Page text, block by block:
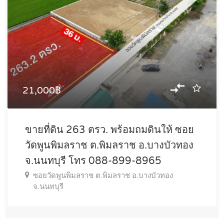
21,000฿
ขายที่ดิน 263 ตรว. พร้อมถมดินให้ ซอย
วัดพูนพิมลราช ต.พิมลราช อ.บางบัวทอง
จ.นนทบุรี โทร 088-899-8965
ซอยวัดพูนพิมลราช ต.พิมลราช อ.บางบัวทอง
จ.นนทบุรี